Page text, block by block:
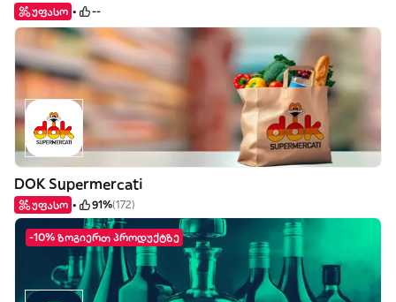
უფასო --
DOK Supermercati
უფასო 91%(172)
-10% ზოგიერთ პროდუქტზე